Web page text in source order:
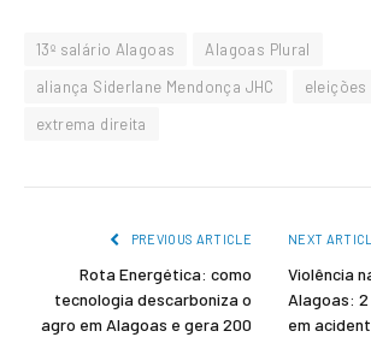
13º salário Alagoas
Alagoas Plural
aliança Siderlane Mendonça JHC
eleições
extrema direita
PREVIOUS ARTICLE
Rota Energética: como
tecnologia descarboniza o
agro em Alagoas e gera 200
NEXT
Violência
Alagoas:
em